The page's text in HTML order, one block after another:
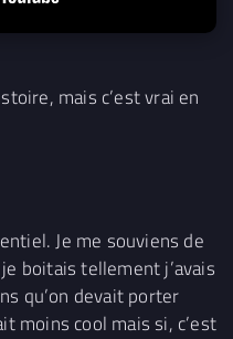
mais c’est vrai en
Je me souviens de
boitais tellement j’avais
qu’on devait porter
moins cool mais si, c’est